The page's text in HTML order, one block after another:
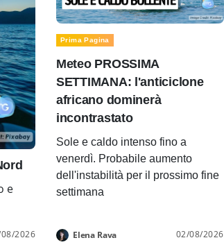
e
2026
Prima Pagina
Meteo PROSSIMA
SETTIMANA: l'anticiclone
africano dominerà
incontrastato
Sole e caldo intenso fino a
venerdì. Probabile aumento
dell'instabilità per il prossimo fine
settimana
Elena Rava 02/08/2026